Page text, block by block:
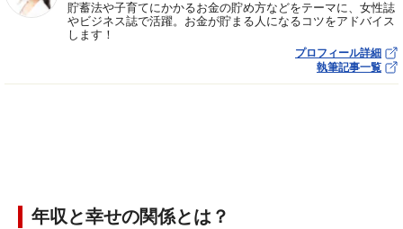
貯蓄法や子育てにかかるお金の貯め方などをテーマに、女性誌
やビジネス誌で活躍。お金が貯まる人になるコツをアドバイス
します！
プロフィール詳細
執筆記事一覧
年収と幸せの関係とは？